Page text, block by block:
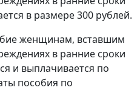
в размере 300 рублей.
женщинам, вставшим
в ранние сроки
и выплачивается по
пособия по